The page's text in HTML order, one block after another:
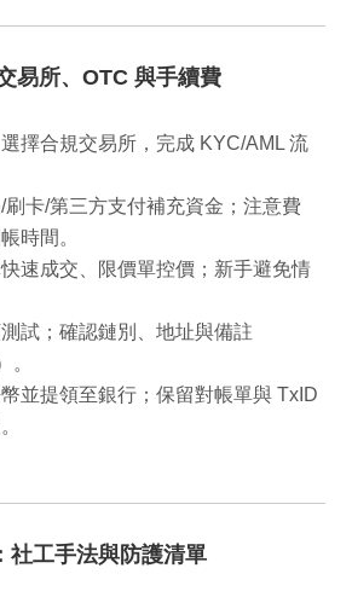
易所、OTC 與手續費
選擇合規交易所，完成 KYC/AML 流
/刷卡/第三方支付補充資金；注意費
時間。
快速成交、限價單控價；新手避免情
測試；確認鏈別、地址與備註
。
幣並提領至銀行；保留對帳單與 TxID
社工手法與防護清單